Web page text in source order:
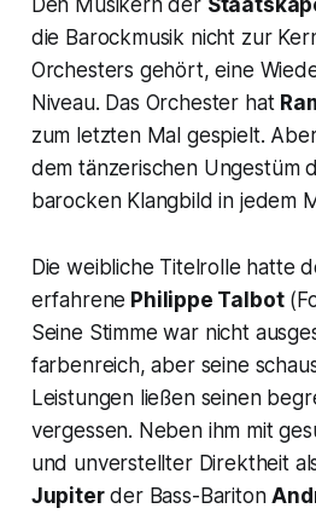
die Barockmusik nicht zur
Orchesters gehört, eine
Niveau. Das Orchester hat
zum letzten Mal gespielt.
dem tänzerischen Ungestüm
barocken Klangbild in jedem
Die weibliche Titelrolle hatte
erfahrene Philippe Talbot
Seine Stimme war nicht
farbenreich, aber seine
Leistungen ließen seinen
vergessen. Neben ihm mit
und unverstellter Direktheit
Jupiterder Bass-Bariton